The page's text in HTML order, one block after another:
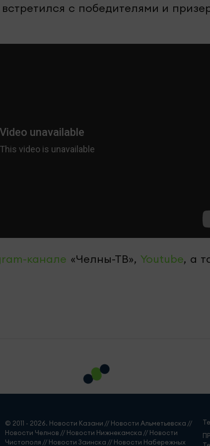
с победителями и
канале «Челны-ТВ», Youtube, а
© 2011 - 2026. Новости Казани // Новости Альметьевска //
Новости Челнов // Новости Нижнекамска // Новости
Чистополя // Новости Заинска // Новости Набережных